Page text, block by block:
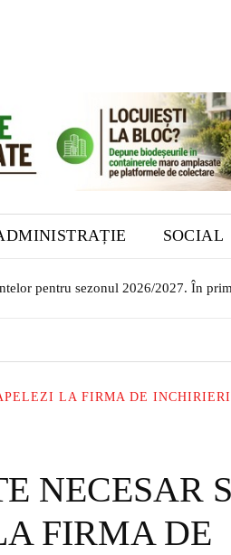
SOCIAL
pentru sezonul 2026/2027. În
la Muzeul Bistrița. Vernisajul are
LA FIRMA DE
NECESAR
FIRMA DE